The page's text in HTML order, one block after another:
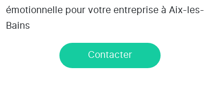
émotionnelle pour votre entreprise à Aix-les-
Bains
Contacter